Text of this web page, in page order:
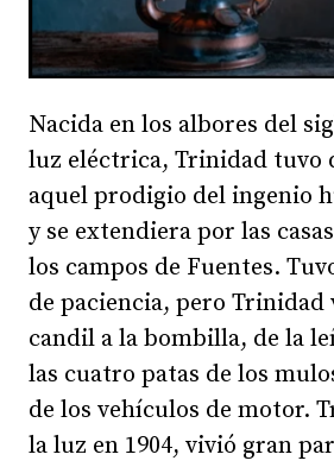
Nacida en los albores del
luz eléctrica, Trinidad tuvo
aquel prodigio del ingenio
y se extendiera por las
los campos de Fuentes.
de paciencia, pero Trinidad
candil a la bombilla, de la
las cuatro patas de los
de los vehículos de motor.
la luz en 1904, vivió gran